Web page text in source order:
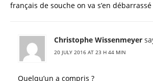
français de souche on va s’en débarrassé
Christophe Wissenmeyer
20 JULY 2016 AT 23 H 44 MIN
Quelqu’un a compris ?